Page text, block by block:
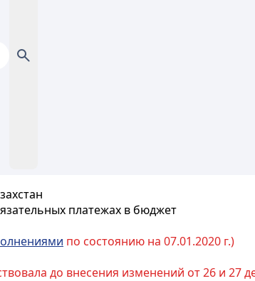
платежах в бюджет
по состоянию на 07.01.2020 г.)
до внесения изменений от 26 и 27